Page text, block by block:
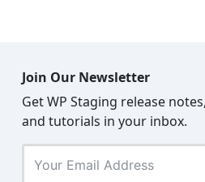
Join Our Newsletter
Get WP Staging release
and tutorials in your inbox.